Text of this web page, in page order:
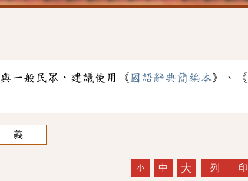
一般民眾，建議使用《 國語辭典簡編本》、《
義
小 中 大 列 印